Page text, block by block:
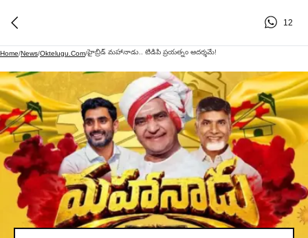
12
Home/News/Oktelugu.com/హైబ్రిడ్ మహానాడు.. టిడిపి ప్రయత్నం ఆదర్శమే!